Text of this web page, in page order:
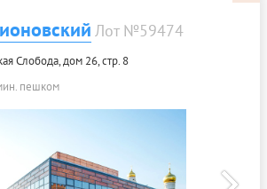
Лот №59474
Слобода, дом 26, стр. 8
пешком